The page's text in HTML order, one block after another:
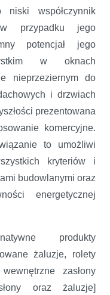
współczynnik
przypadku jego
potencjał jego
w oknach
nieprzeziernym do
i drzwiach
prezentowana
komercyjne.
to umożliwi
kryteriów i
budowlanymi oraz
energetycznej
produkty
żaluzje, rolety
zasłony
oraz żaluzje]